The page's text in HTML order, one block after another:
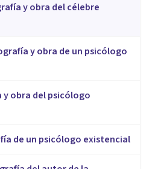
y obra del célebre
y obra de un psicólogo
y obra del psicólogo
de un psicólogo existencial